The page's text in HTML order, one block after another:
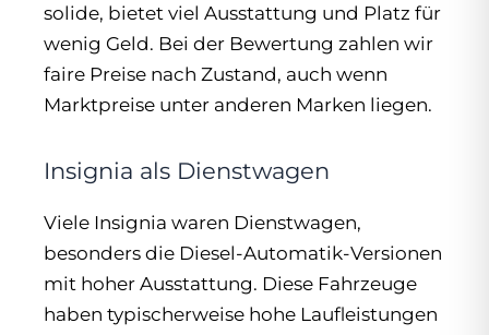
solide, bietet viel Ausstattung und Platz für
wenig Geld. Bei der Bewertung zahlen wir
faire Preise nach Zustand, auch wenn
Marktpreise unter anderen Marken liegen.
Insignia als Dienstwagen
Viele Insignia waren Dienstwagen,
besonders die Diesel-Automatik-Versionen
mit hoher Ausstattung. Diese Fahrzeuge
haben typischerweise hohe Laufleistungen